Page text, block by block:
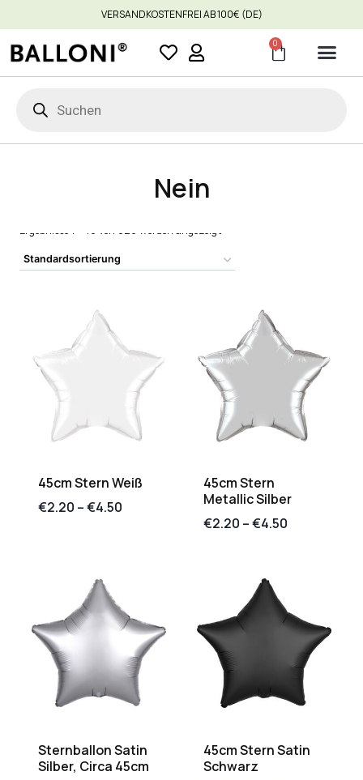
VERSANDKOSTENFREI AB 100€ (DE)
0
Nein
Ergebnisse 1 – 16 von 826 werden angezeigt
45cm Stern Weiß
€2.20 –€4.50
45cm Stern
Metallic Silber
€2.20 –€4.50
Sternballon Satin
Silber, Circa 45cm
45cm Stern Satin
Schwarz